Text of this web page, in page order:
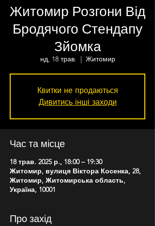
Житомир Розгони Від
Бродячого Стендапу
Зйомка
нд, 18 трав.
  |
Житомир
Квитки не продаються
Дивитись інші заходи
Час та місце
18 трав. 2025 р., 18:00 – 19:30
Житомир, вулиця Віктора Косенка, 28,
Житомир, Житомирська область,
Україна, 10001
Про захід